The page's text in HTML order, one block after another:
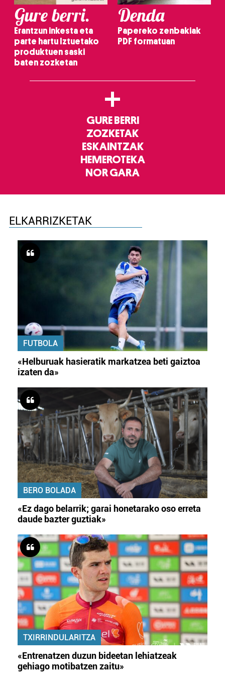
Gure berri.
Erantzun inkesta eta
parte hartu Iztuetako
produktuen saski
baten zozketan
Denda
Papereko zenbakiak
PDF formatuan
+
GURE BERRI
ZOZKETAK
ESKAINTZAK
HEMEROTEKA
NOR GARA
ELKARRIZKETAK
FUTBOLA
«Helburuak hasieratik markatzea beti gaiztoa
izaten da»
BERO BOLADA
«Ez dago belarrik; garai honetarako oso erreta
daude bazter guztiak»
TXIRRINDULARITZA
«Entrenatzen duzun bideetan lehiatzeak
gehiago motibatzen zaitu»